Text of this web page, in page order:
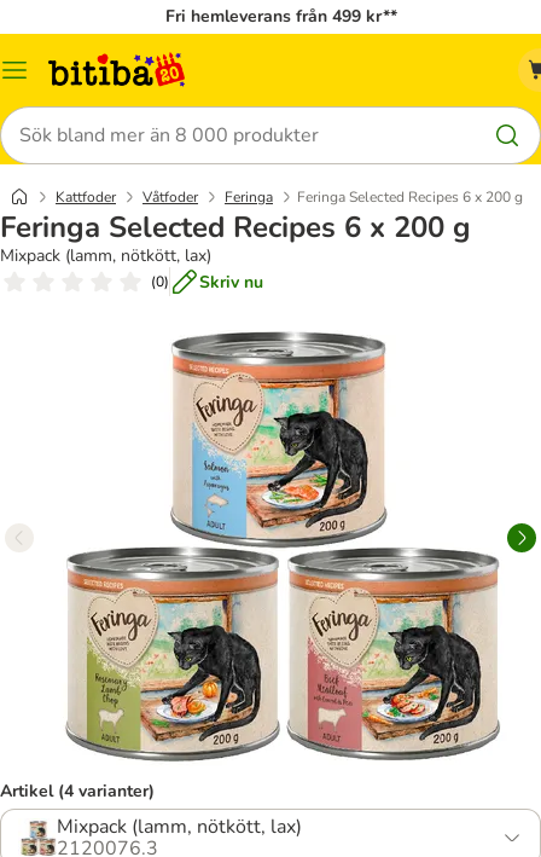
Fri hemleverans från 499 kr**
Meny
Sök
Kattfoder Våtfoder Feringa Feringa Selected Recipes 6 x 200 g
Feringa Selected Recipes 6 x 200 g
Mixpack (lamm, nötkött, lax)
(0) Skriv nu
Artikel (4 varianter)
Mixpack (lamm, nötkött, lax)
2120076.3